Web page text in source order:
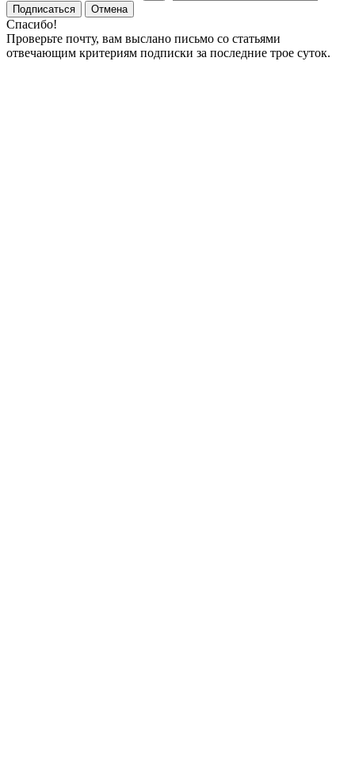
Подписаться
Отмена
Спасибо!
Проверьте почту, вам выслано письмо со статьями
отвечающим критериям подписки за последние трое суток.